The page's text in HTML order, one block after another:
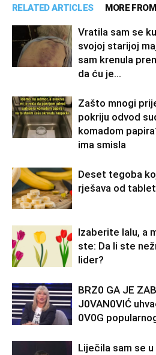
RELATED ARTICLES MORE
Vratila sam se
svojoj starijoj
sam krenula
da ću je...
Zašto mnogi
pokriju odvod
komadom
ima smisla
Deset tegoba
rješava od
Izaberite lalu, a
ste: Da li ste
lider?
BRZ0 GA JE
J0VAN0VIĆ
0V0G
Liječila sam se